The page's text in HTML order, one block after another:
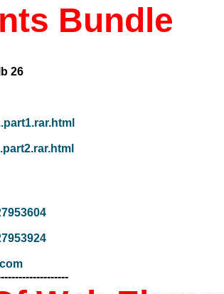
Bundle
26 EPS | JPEG Previews | 89 Mb